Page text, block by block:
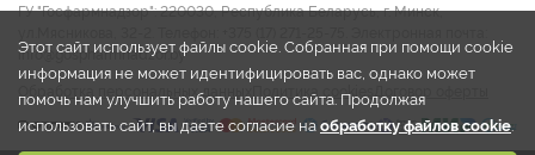
ГУ "Госфармнадзор": 220030, Республика Беларусь, г. Минск,
info@gospharmnadzor.by
Обработка персональных данных Политика cookies
Этот сайт использует файлы cookie. Собранная при помощи cookie
информация не может идентифицировать вас, однако может
помочь нам улучшить работу нашего сайта. Продолжая
использовать сайт, вы даете согласие на обработку файлов cookie.